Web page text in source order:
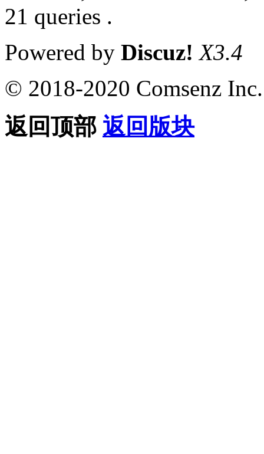
21 queries .
Powered by Discuz! X3.4
© 2018-2020 Comsenz Inc.
返回顶部 返回版块